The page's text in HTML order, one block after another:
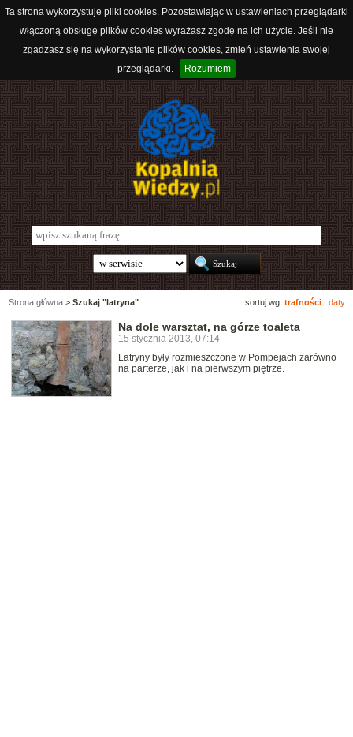
Ta strona wykorzystuje pliki cookies. Pozostawiając w ustawieniach przeglądarki
włączoną obsługę plików cookies wyrażasz zgodę na ich użycie. Jeśli nie
zgadzasz się na wykorzystanie plików cookies, zmień ustawienia swojej
przeglądarki.
Rozumiem
sortuj wg: trafności daty
Strona główna > Szukaj "latryna"
Na dole warsztat, na górze toaleta
15 stycznia 2013, 07:14
Latryny były rozmieszczone w Pompejach zarówno
na parterze, jak i na pierwszym piętrze.